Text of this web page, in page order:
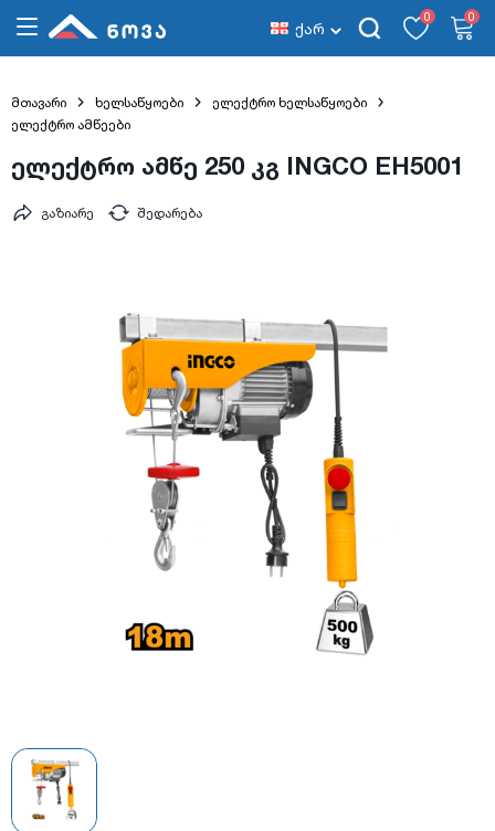
ქარ
0 0
მთავარი ხელსაწყოები
ელექტრო ხელსაწყოები
ელექტრო ამწეები
ელექტრო ამწე 250 კგ INGCO EH5001
შედარება
გაზიარე